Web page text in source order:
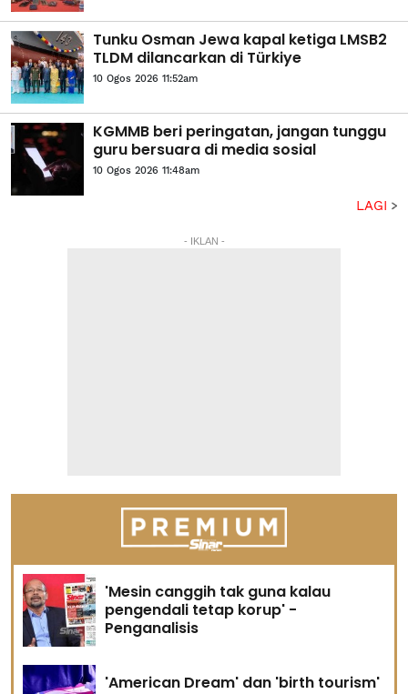
Tunku Osman Jewa kapal ketiga LMSB2
TLDM dilancarkan di Türkiye
10 Ogos 2026 11:52am
KGMMB beri peringatan, jangan tunggu
guru bersuara di media sosial
10 Ogos 2026 11:48am
LAGI
- IKLAN -
'Mesin canggih tak guna kalau
pengendali tetap korup' -
Penganalisis
'American Dream' dan 'birth tourism'